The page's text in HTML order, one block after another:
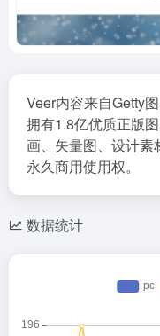
Veer内容来自Getty
拥有1.8亿优质正版
画、矢量图、设计素
永久商用使用权。
数据统计